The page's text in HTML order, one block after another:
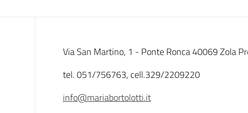
Descrizione
Via San Martino, 1 - Ponte Ronca 40069 Zola
tel. 051/756763, cell.329/2209220
info@mariabortolotti.it